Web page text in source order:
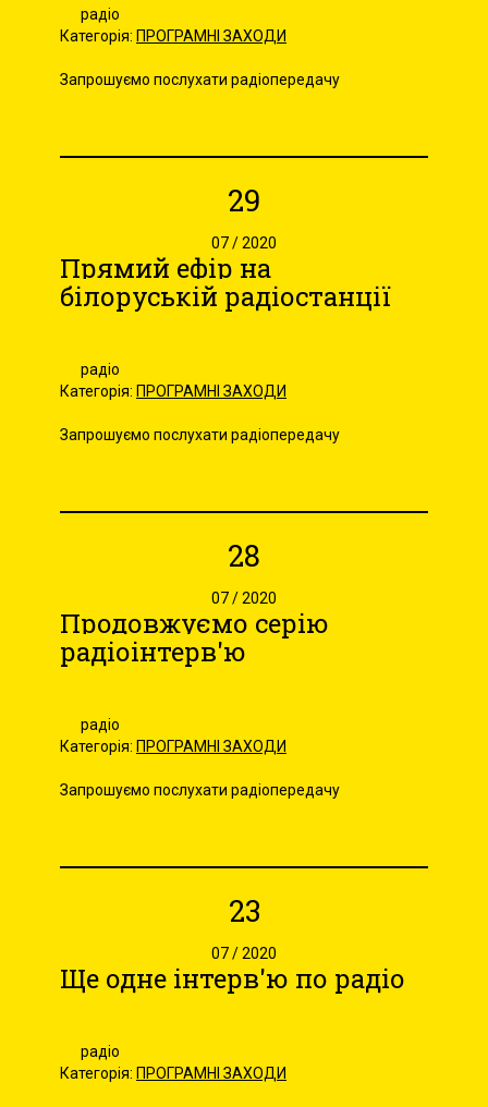
радіо
Категорія: ПРОГРАМНІ ЗАХОДИ
Запрошуємо послухати радіопередачу
29
07 / 2020
Прямий ефір на
білоруській радіостанції
радіо
Категорія: ПРОГРАМНІ ЗАХОДИ
Запрошуємо послухати радіопередачу
28
07 / 2020
Продовжуємо серію
радіоінтерв'ю
радіо
Категорія: ПРОГРАМНІ ЗАХОДИ
Запрошуємо послухати радіопередачу
23
07 / 2020
Ще одне інтерв'ю по радіо
радіо
Категорія: ПРОГРАМНІ ЗАХОДИ